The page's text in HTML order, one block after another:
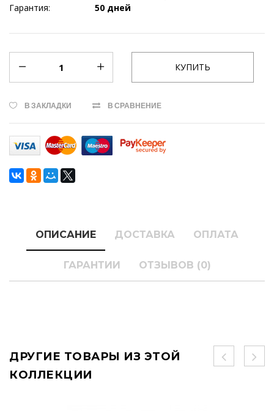
Гарантия:
50 дней
В ЗАКЛАДКИ В СРАВНЕНИЕ
ОПИСАНИЕ ДОСТАВКА ОПЛАТА
ГАРАНТИИ ОТЗЫВОВ (0)
ДРУГИЕ ТОВАРЫ ИЗ ЭТОЙ
КОЛЛЕКЦИИ